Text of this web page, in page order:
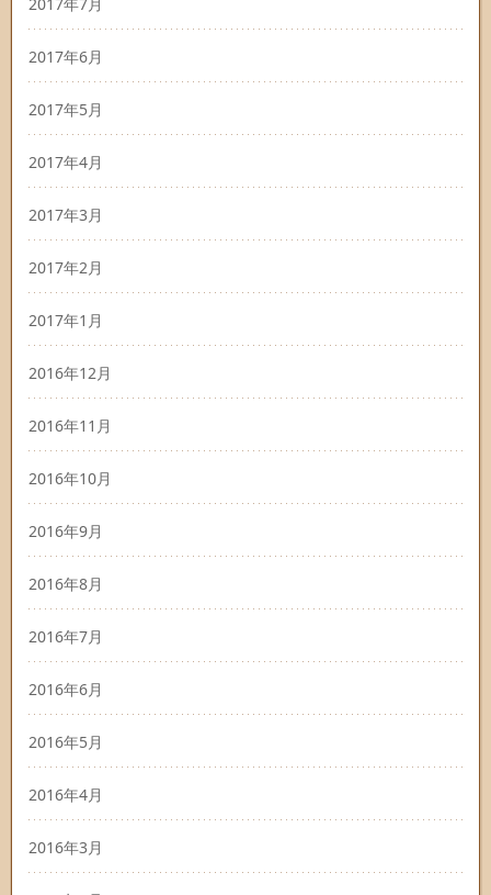
2017年7月
2017年6月
2017年5月
2017年4月
2017年3月
2017年2月
2017年1月
2016年12月
2016年11月
2016年10月
2016年9月
2016年8月
2016年7月
2016年6月
2016年5月
2016年4月
2016年3月